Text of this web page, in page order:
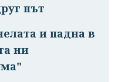
път
и падна в
ни